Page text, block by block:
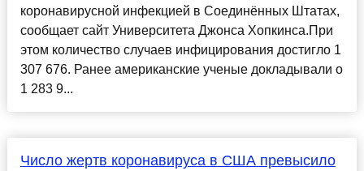
коронавирусной инфекцией в Соединённых Штатах,
сообщает сайт Университета Джонса Хопкинса.При
этом количество случаев инфицирования достигло 1
307 676. Ранее американские ученые докладывали о
1 283 9...
Число жертв коронавируса в США превысило